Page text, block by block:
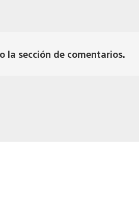
la sección de comentarios.